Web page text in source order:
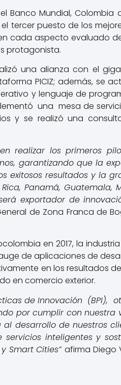
Banco Mundial, Colombia
tercer puesto de los
cada aspecto evaluado
protagonista.
una alianza con el
PICIZ; además, se
y lenguaje de
una mesa de
y se realizó una
realizar los primeros
garantizando que la
exitosos resultados y la
Panamá, Guatemala,
exportador de
de Zona Franca de
en 2017, la industria
de aplicaciones de
en los resultados de
en comercio exterior.
de Innovación (BPI),
por cumplir con nuestra
desarrollo de nuestros
inteligentes y
Smart Cities”afirma Diego